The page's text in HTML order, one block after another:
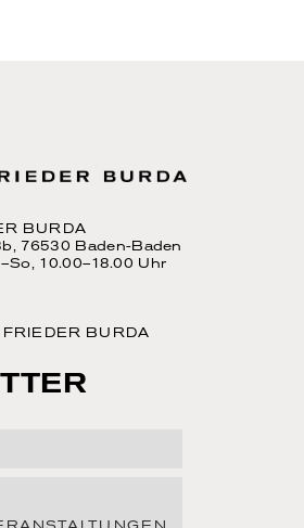
BURDA
76530 Baden-Baden
10.00–18.00 Uhr
FRIEDER BURDA